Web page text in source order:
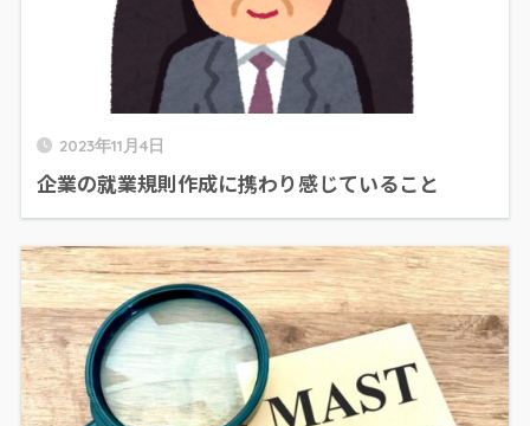
2023年11月4日
企業の就業規則作成に携わり感じていること